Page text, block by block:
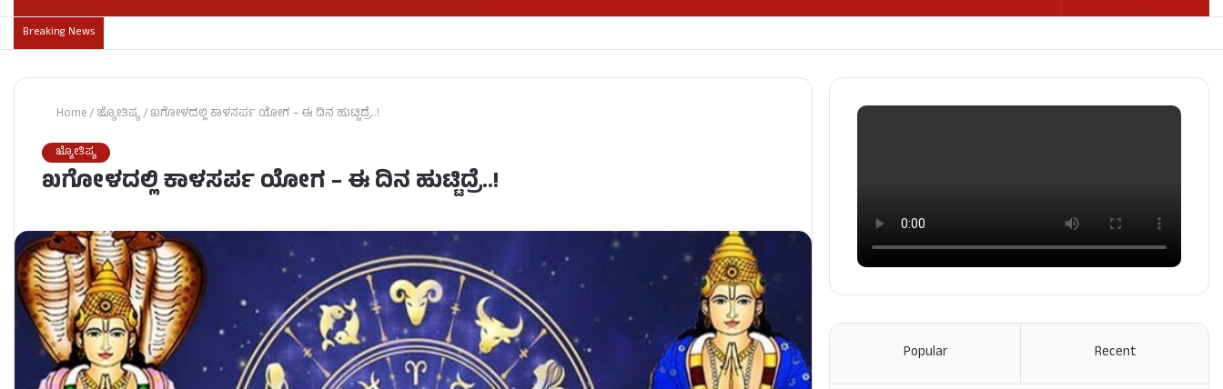
Breaking News
Home/ಜ್ಯೋತಿಷ್ಯ/ಖಗೋಳದಲ್ಲಿ ಕಾಳಸರ್ಪ ಯೋಗ – ಈ ದಿನ ಹುಟ್ಟಿದ್ರೆ..!
ಜ್ಯೋತಿಷ್ಯ
ಖಗೋಳದಲ್ಲಿ ಕಾಳಸರ್ಪ ಯೋಗ – ಈ ದಿನ ಹುಟ್ಟಿದ್ರೆ..!
Popular Recent